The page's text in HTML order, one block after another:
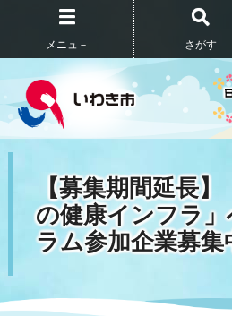
メニュ－ さがす
【募集期間延長
の健康インフラ
ラム参加企業募集